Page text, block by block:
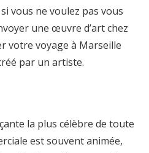
vous ne voulez pas vous
une œuvre d’art chez
votre voyage à Marseille
par un artiste.
la plus célèbre de toute
est souvent animée,